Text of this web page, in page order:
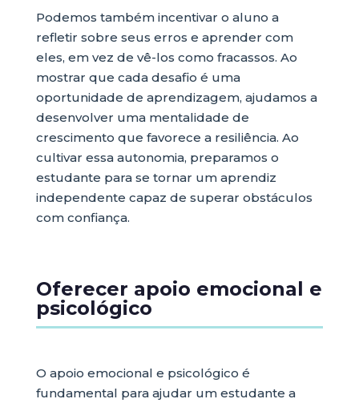
Podemos também incentivar o aluno a
refletir sobre seus erros e aprender com
eles, em vez de vê-los como fracassos. Ao
mostrar que cada desafio é uma
oportunidade de aprendizagem, ajudamos a
desenvolver uma mentalidade de
crescimento que favorece a resiliência. Ao
cultivar essa autonomia, preparamos o
estudante para se tornar um aprendiz
independente capaz de superar obstáculos
com confiança.
Oferecer apoio emocional e
psicológico
O apoio emocional e psicológico é
fundamental para ajudar um estudante a